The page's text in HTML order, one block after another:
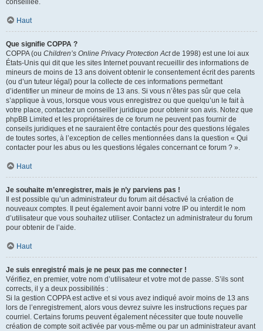
conseillée.
Haut
Que signifie COPPA ?
COPPA (ou Children’s Online Privacy Protection Actde 1998) est une loi aux
États-Unis qui dit que les sites Internet pouvant recueillir des informations de
mineurs de moins de 13 ans doivent obtenir le consentement écrit des parents
(ou d’un tuteur légal) pour la collecte de ces informations permettant
d’identifier un mineur de moins de 13 ans. Si vous n’êtes pas sûr que cela
s’applique à vous, lorsque vous vous enregistrez ou que quelqu’un le fait à
votre place, contactez un conseiller juridique pour obtenir son avis. Notez que
phpBB Limited et les propriétaires de ce forum ne peuvent pas fournir de
conseils juridiques et ne sauraient être contactés pour des questions légales
de toutes sortes, à l’exception de celles mentionnées dans la question « Qui
contacter pour les abus ou les questions légales concernant ce forum ? ».
Haut
Je souhaite m’enregistrer, mais je n’y parviens pas !
Il est possible qu’un administrateur du forum ait désactivé la création de
nouveaux comptes. Il peut également avoir banni votre IP ou interdit le nom
d’utilisateur que vous souhaitez utiliser. Contactez un administrateur du forum
pour obtenir de l’aide.
Haut
Je suis enregistré mais je ne peux pas me connecter !
Vérifiez, en premier, votre nom d’utilisateur et votre mot de passe. S’ils sont
corrects, il y a deux possibilités :
Si la gestion COPPA est active et si vous avez indiqué avoir moins de 13 ans
lors de l’enregistrement, alors vous devrez suivre les instructions reçues par
courriel. Certains forums peuvent également nécessiter que toute nouvelle
création de compte soit activée par vous-même ou par un administrateur avant